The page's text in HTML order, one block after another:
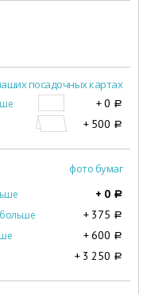
посадочных картах
+ 0 a
+ 500 a
фото бумаг
+ 0 a
больше + 375 a
+ 600 a
+ 3 250 a